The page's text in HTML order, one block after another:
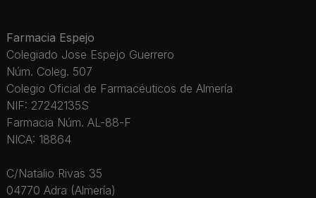
Farmacia Espejo
Colegiado Jose Espejo Guerrero
Núm. Coleg. 507
Colegio Oficial de Farmacéuticos de Almería
NIF: 27242135S
Farmacia Núm. AL-88-F
NICA: 18864
C/Natalio Rivas 35
04770 Adra (Almería)